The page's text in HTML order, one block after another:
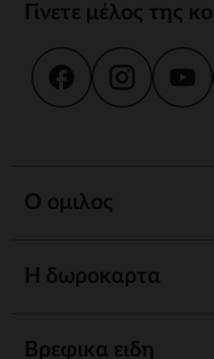
Γίνετε μέλος της
Ο ομιλος
Η δωροκαρτα
Βρεφικα ειδη